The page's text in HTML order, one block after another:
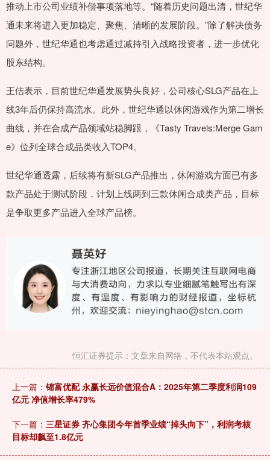
推动上市公司业绩补偿事项落地等。“随着历史问题出清，世纪华
通未来将进入更加稳定、聚焦、清晰的发展阶段。”除了解决债务
问题外，世纪华通也考虑通过减持引入战略投资者，进一步优化
股东结构。
王佶表示，目前世纪华通发展势头良好，公司核心SLG产品在上
线3年后仍保持高流水。此外，世纪华通以休闲游戏作为第二增长
曲线，并在合成产品领域站稳脚跟，《Tasty Travels:Merge Gam
e》位列全球合成品类收入TOP4。
世纪华通透露，后续将有新SLG产品推出，休闲游戏方面已有多
款产品处于测试阶段，计划上线两到三款休闲合成类产品，目标
是争取更多产品进入全球产品榜。
恒汇证券提示：文章来自网络，不代表本站观点。
上一篇： 锦富优配 永赢长远价值混合A：2025年第二季度利润109
亿元 净值增长率479%
下一篇： 三星证券 齐心集团今年首季业绩“掉头向下”，利润考核
目标却飙至1.8亿元